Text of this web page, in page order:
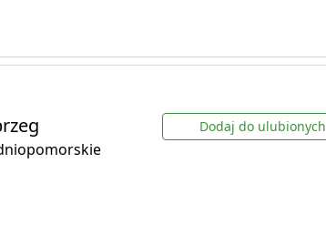
Dodaj do ulubionych